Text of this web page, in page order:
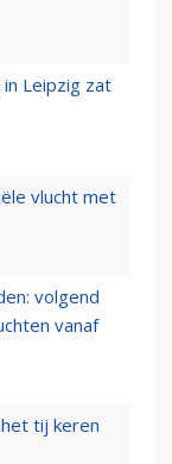
Leipzig zat
vlucht met
volgend
vanaf
tij keren